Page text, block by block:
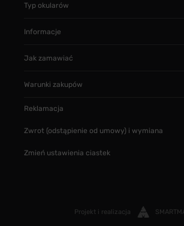
Typ okularów
Informacje
Jak zamawiać
Warunki zakupów
Reklamacja
Zwrot (odstąpienie od umowy) i wymiana
Zmień ustawienia ciastek
Projekt i realizacja